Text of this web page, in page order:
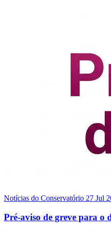
Notícias do Conservatório 27 Jul
Pré-aviso de greve para o